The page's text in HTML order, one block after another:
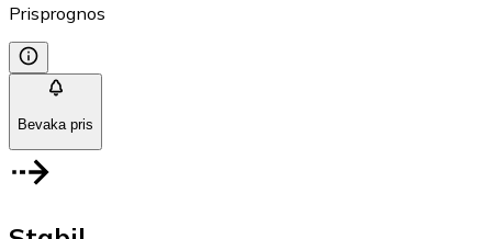
Prisprognos
Bevaka pris